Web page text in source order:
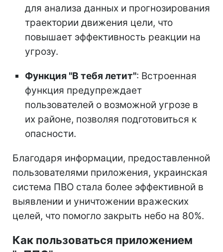
для анализа данных и прогнозирования
траектории движения цели, что
повышает эффективность реакции на
угрозу.
Функция "В тебя летит": Встроенная
функция предупреждает
пользователей о возможной угрозе в
их районе, позволяя подготовиться к
опасности.
Благодаря информации, предоставленной
пользователями приложения, украинская
система ПВО стала более эффективной в
выявлении и уничтожении вражеских
целей, что помогло закрыть небо на 80%.
Как пользоваться приложением